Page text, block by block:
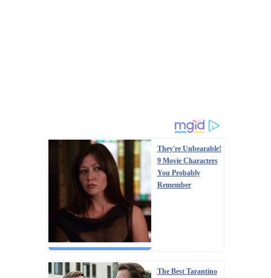
They're Unbearable!
9 Movie Characters
You Probably
Remember
The Best Tarantino